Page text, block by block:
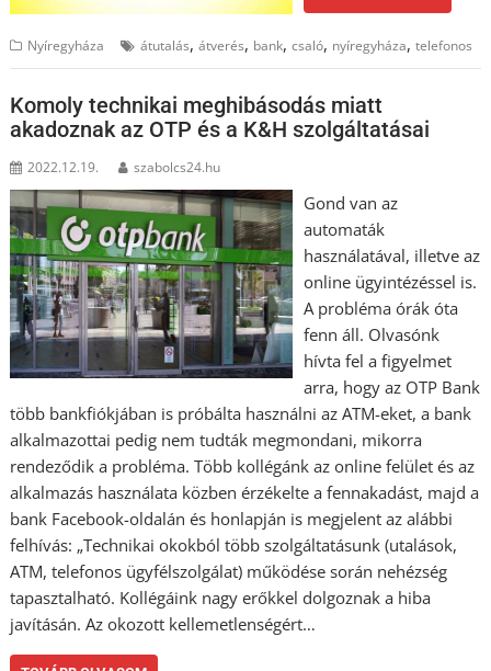
Nyíregyháza átutalás,átverés, bank,csaló, nyíregyháza,telefonos
Komoly technikai meghibásodás miatt
akadoznak az OTP és a K&H szolgáltatásai
2022.12.19. szabolcs24.hu
Gond van az
automaták
használatával, illetve az
online ügyintézéssel is.
A probléma órák óta
fenn áll. Olvasónk
hívta fel a figyelmet
arra, hogy az OTP Bank
több bankfiókjában is próbálta használni az ATM-eket, a bank
alkalmazottai pedig nem tudták megmondani, mikorra
rendeződik a probléma. Több kollégánk az online felület és az
alkalmazás használata közben érzékelte a fennakadást, majd a
bank Facebook-oldalán és honlapján is megjelent az alábbi
felhívás: „Technikai okokból több szolgáltatásunk (utalások,
ATM, telefonos ügyfélszolgálat) működése során nehézség
tapasztalható. Kollégáink nagy erőkkel dolgoznak a hiba
javításán. Az okozott kellemetlenségért…